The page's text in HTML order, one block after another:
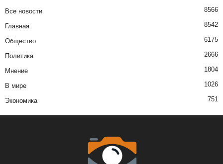
Все новости 8566
Главная 8542
Общество 6175
Политика 2666
Мнение 1804
В мире 1026
Экономика 751